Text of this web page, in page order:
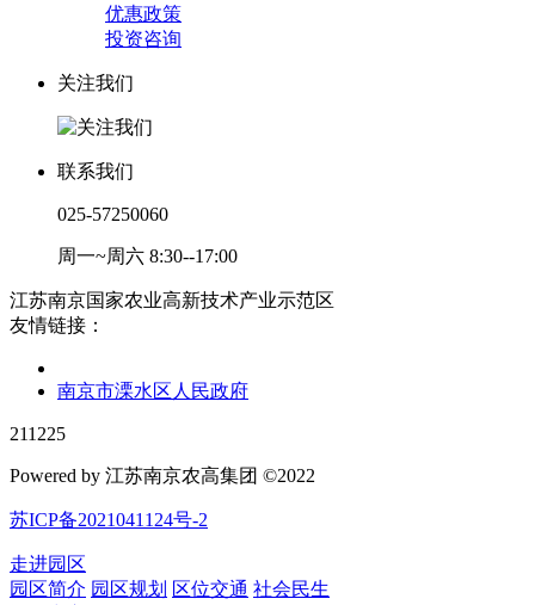
优惠政策
投资咨询
关注我们
联系我们
025-57250060
周一~周六 8:30--17:00
江苏南京国家农业高新技术产业示范区
友情链接：
南京市溧水区人民政府
211225
Powered by 江苏南京农高集团 ©2022
苏ICP备2021041124号-2
走进园区
园区简介 园区规划 区位交通 社会民生